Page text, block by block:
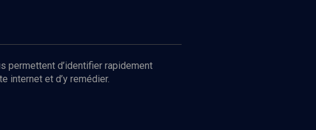
des données
permettent d’identifier rapidement
internet et d’y remédier.